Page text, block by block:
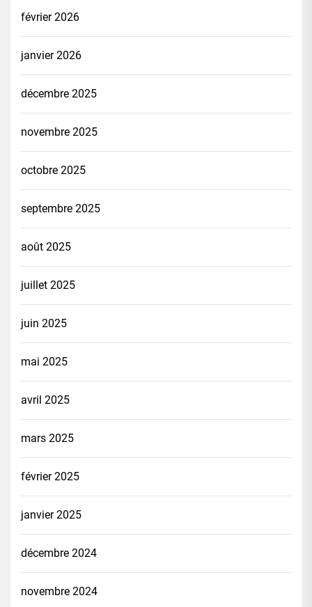
février 2026
janvier 2026
décembre 2025
novembre 2025
octobre 2025
septembre 2025
août 2025
juillet 2025
juin 2025
mai 2025
avril 2025
mars 2025
février 2025
janvier 2025
décembre 2024
novembre 2024